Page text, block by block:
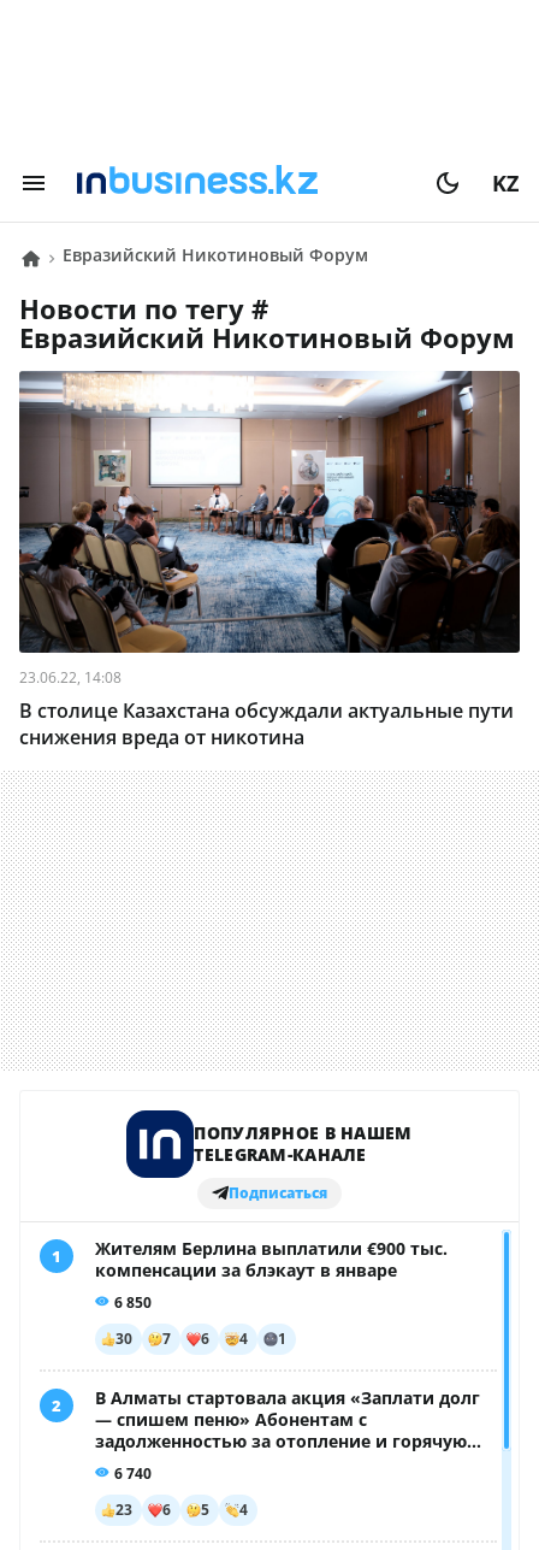
KZ
Евразийский Никотиновый Форум
Новости по тегу #
Евразийский Никотиновый Форум
23.06.22, 14:08
В столице Казахстана обсуждали актуальные пути
снижения вреда от никотина